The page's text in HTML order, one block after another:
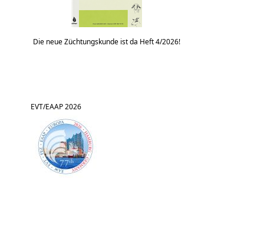
Die neue Züchtungskunde ist da Heft 4/2026!
EVT/EAAP 2026